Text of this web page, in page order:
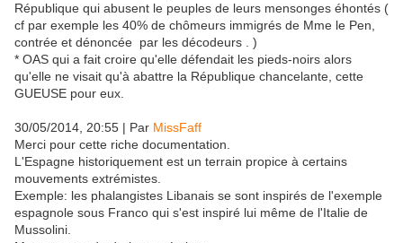
République qui abusent le peuples de leurs mensonges éhontés (
cf par exemple les 40% de chômeurs immigrés de Mme le Pen,
contrée et dénoncée par les décodeurs . )
* OAS qui a fait croire qu'elle défendait les pieds-noirs alors
qu'elle ne visait qu'à abattre la République chancelante, cette
GUEUSE pour eux.
30/05/2014, 20:55 | Par MissFaff
Merci pour cette riche documentation.
L'Espagne historiquement est un terrain propice à certains
mouvements extrémistes.
Exemple: les phalangistes Libanais se sont inspirés de l'exemple
espagnole sous Franco qui s'est inspiré lui même de l'Italie de
Mussolini.